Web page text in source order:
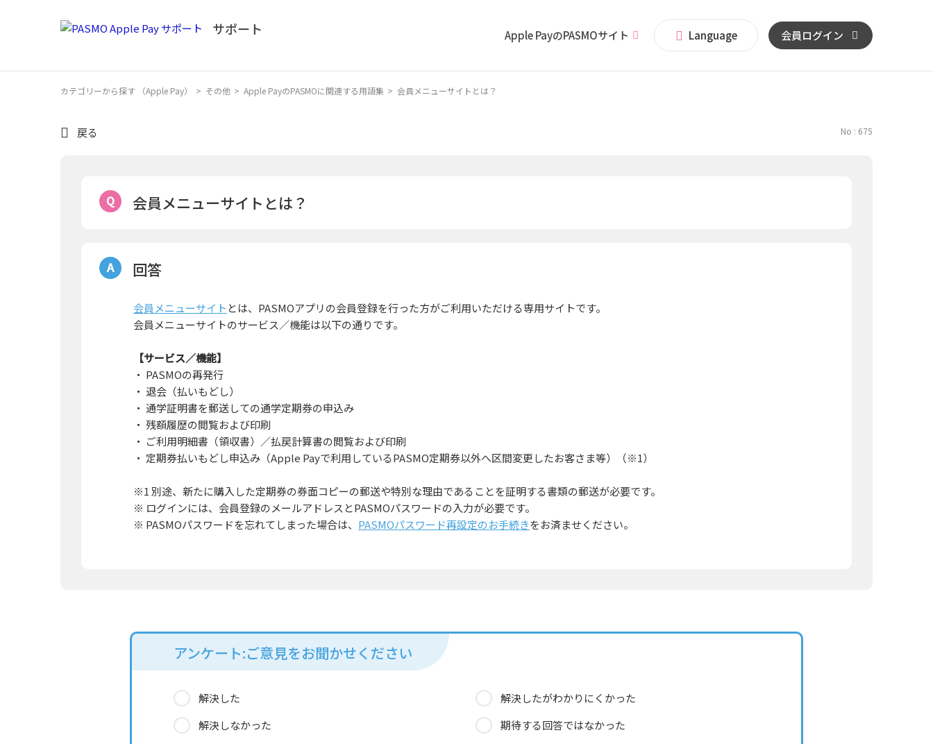
Apple PayのPASMOサイト Language 会員ログイン
カテゴリーから探す （Apple Pay） > その他 > Apple PayのPASMOに関連する用語集 > 会員メニューサイトとは？
戻る No : 675
会員メニューサイトとは？
回答
会員メニューサイト とは、PASMOアプリの会員登録を行った方がご利用いただける専用サイトです。
会員メニューサイトのサービス／機能は以下の通りです。
【サービス／機能】
・ PASMOの再発行
・ 退会（払いもどし）
・ 通学証明書を郵送しての通学定期券の申込み
・ 残額履歴の閲覧および印刷
・ ご利用明細書（領収書）／払戻計算書の閲覧および印刷
・ 定期券払いもどし申込み（Apple Payで利用しているPASMO定期券以外へ区間変更したお客さま等）（※1）
※1 別途、新たに購入した定期券の券面コピーの郵送や特別な理由であることを証明する書類の郵送が必要です。
※ ログインには、会員登録のメールアドレスとPASMOパスワードの入力が必要です。
※ PASMOパスワードを忘れてしまった場合は、 PASMOパスワード再設定のお手続きをお済ませください。
アンケート:ご意見をお聞かせください
解決した
解決したがわかりにくかった
解決しなかった
期待する回答ではなかった